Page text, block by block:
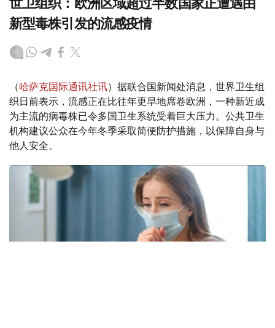
世卫组织：欧洲区域超过半数国家正遭遇由
新型毒株引发的流感疫情
（哈萨克国际通讯社讯）据联合国新闻处消息，世界卫生组
织日前表示，流感正在比往年更早地席卷欧洲，一种新近成
为主流的病毒株已令多国卫生系统受着巨大压力。公共卫生
机构建议公众在今年冬季采取简便防护措施，以保障自身与
他人安全。